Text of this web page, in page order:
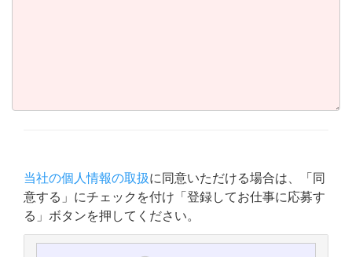
当社の個人情報の取扱に同意いただける場合は、「同
意する」にチェックを付け「登録してお仕事に応募す
る」ボタンを押してください。